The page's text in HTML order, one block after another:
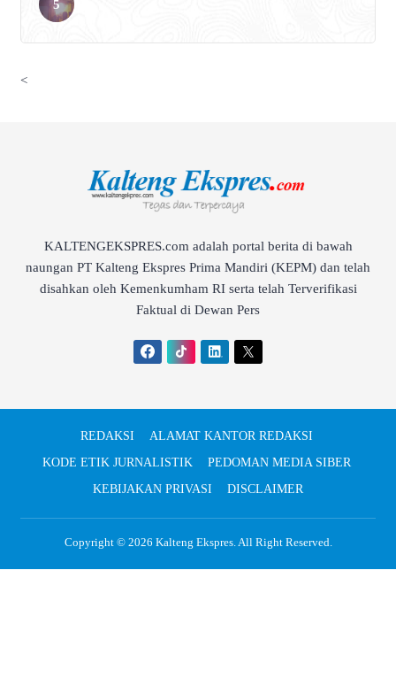
<
KALTENGEKSPRES.com adalah portal berita di bawah
naungan PT Kalteng Ekspres Prima Mandiri (KEPM) dan telah
disahkan oleh Kemenkumham RI serta telah Terverifikasi
Faktual di Dewan Pers
REDAKSI
ALAMAT KANTOR REDAKSI
KODE ETIK JURNALISTIK
PEDOMAN MEDIA SIBER
KEBIJAKAN PRIVASI
DISCLAIMER
Copyright © 2026 Kalteng Ekspres. All Right Reserved.